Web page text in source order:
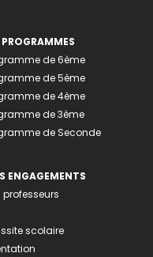
PROGRAMMES
de 6ème
de 5ème
de 4ème
de 3ème
de Seconde
ENGAGEMENTS
professeurs
scolaire